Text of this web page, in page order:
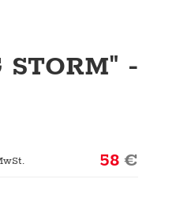
STORM" -
58€